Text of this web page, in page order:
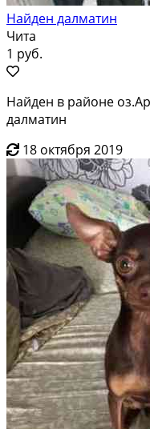
Найден далматин
Чита
1 руб.
Найден в районе
далматин
18 октября 2019